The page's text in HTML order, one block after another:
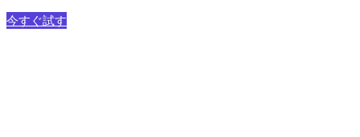
今すぐ試す